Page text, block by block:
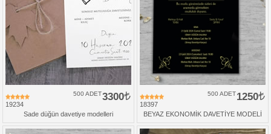
19234
3300
500 ADET
Sade düğün davetiye modelleri
18397
1250
500 ADET
BEYAZ EKONOMİK DAVETİYE MODELİ